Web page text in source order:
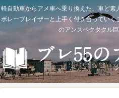
軽自動車からアメ車へ乗り換えた、車ど
ボレーブレイザーと上手く付き合ってい
のアンスペクタクル